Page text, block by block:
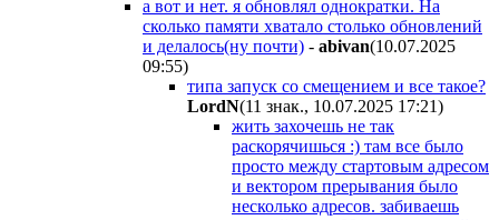
а вот и нет. я обновлял однократки. На
сколько памяти хватало столько обновлений
и делалось(ну почти) - abivan(10.07.2025
09:55)
типа запуск со смещением и все такое?
LordN(11 знак., 10.07.2025 17:21)
жить захочешь не так
раскорячишься :) там все было
просто между стартовым адресом
и вектором прерывания было
несколько адресов. забиваешь